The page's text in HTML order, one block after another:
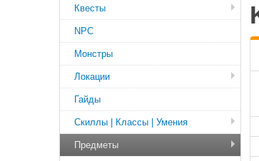
Квесты
NPC
Монстры
Локации
Гайды
Скиллы | Классы | Умения
Предметы